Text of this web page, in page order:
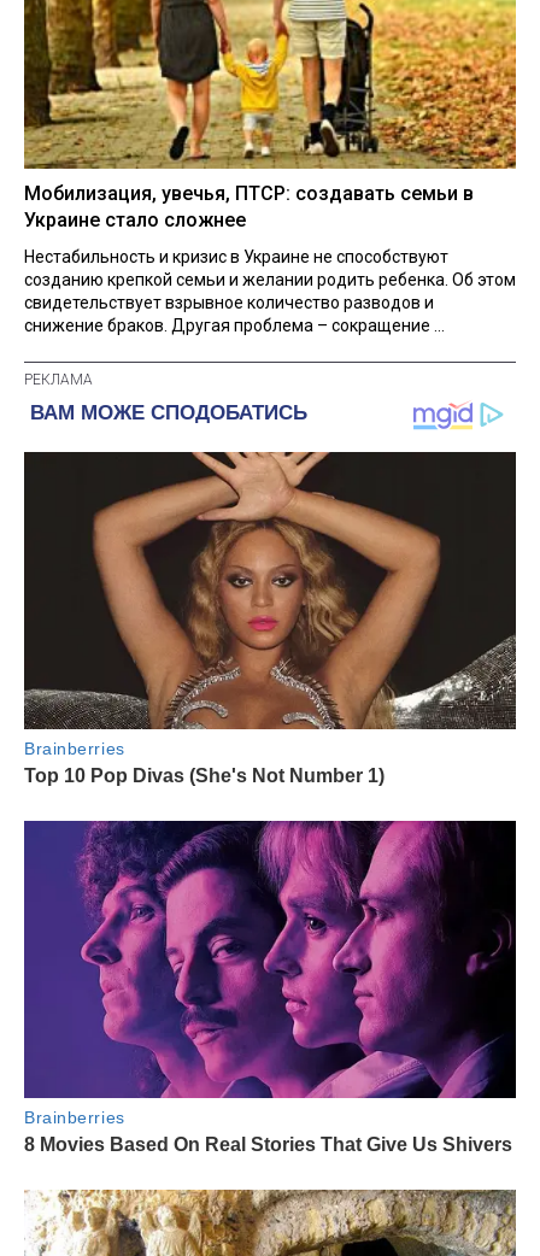
Мобилизация, увечья, ПТСР: создавать семьи в
Украине стало сложнее
Нестабильность и кризис в Украине не способствуют
созданию крепкой семьи и желании родить ребенка. Об этом
свидетельствует взрывное количество разводов и
снижение браков. Другая проблема – сокращение ...